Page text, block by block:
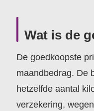
Wat is de
De goedkoopste
maandbedrag. De
hetzelfde aantal
verzekering,